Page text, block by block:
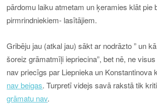
pārdomu laiku atmetam un ķeramies klāt pie
pirmrindniekiem- lasītājiem.
Gribēju jau (atkal jau) sākt ar nodrāzto ” un
šoreiz grāmatmīļi iepriecina”, bet nē, ne
nav priecīgs par Liepnieka un Konstantinova
nav beigas. Turpretī videjs savā rakstā tik
grāmatu nav.